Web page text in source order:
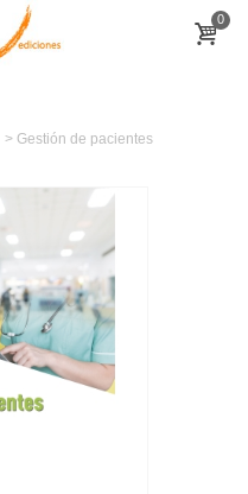
0
> Gestión de pacientes